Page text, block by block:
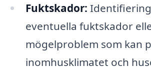
Fuktskador:
eventuella fuktskador
mögelproblem som kan
inomhusklimatet och